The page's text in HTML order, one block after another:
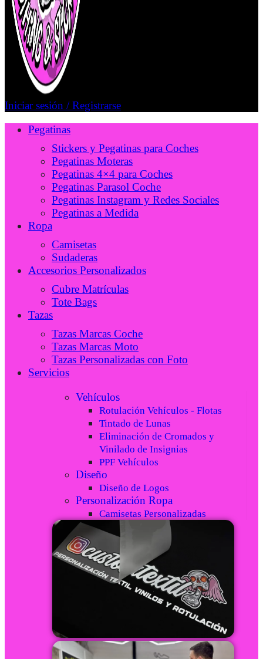
Iniciar sesión / Registrarse
Pegatinas
Stickers y Pegatinas para Coches
Pegatinas Moteras
Pegatinas 4×4 para Coches
Pegatinas Parasol Coche
Pegatinas Instagram y Redes Sociales
Pegatinas a Medida
Ropa
Camisetas
Sudaderas
Accesorios Personalizados
Cubre Matrículas
Tote Bags
Tazas
Tazas Marcas Coche
Tazas Marcas Moto
Tazas Personalizadas con Foto
Servicios
Vehículos
Rotulación Vehículos - Flotas
Tintado de Lunas
Eliminación de Cromados y
Vinilado de Insignias
PPF Vehículos
Diseño
Diseño de Logos
Personalización Ropa
Camisetas Personalizadas